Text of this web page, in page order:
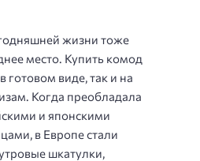
жизни тоже
место. Купить комод
готовом виде, так и на
Когда преобладала
и японскими
в Европе стали
шкатулки,